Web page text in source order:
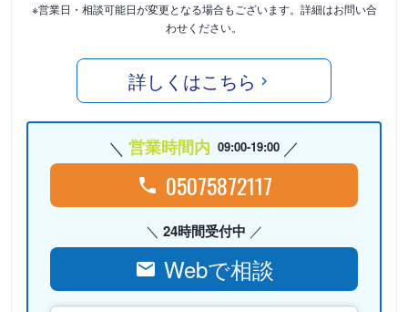
※営業日・相談可能日が変更となる場合もございます。詳細はお問い合
わせください。
詳しくはこちら
営業時間内 09:00-19:00
05075872117
24時間受付中
Webで相談